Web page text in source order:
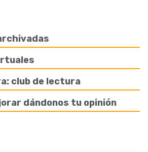
club de lectura
dándonos tu opinión